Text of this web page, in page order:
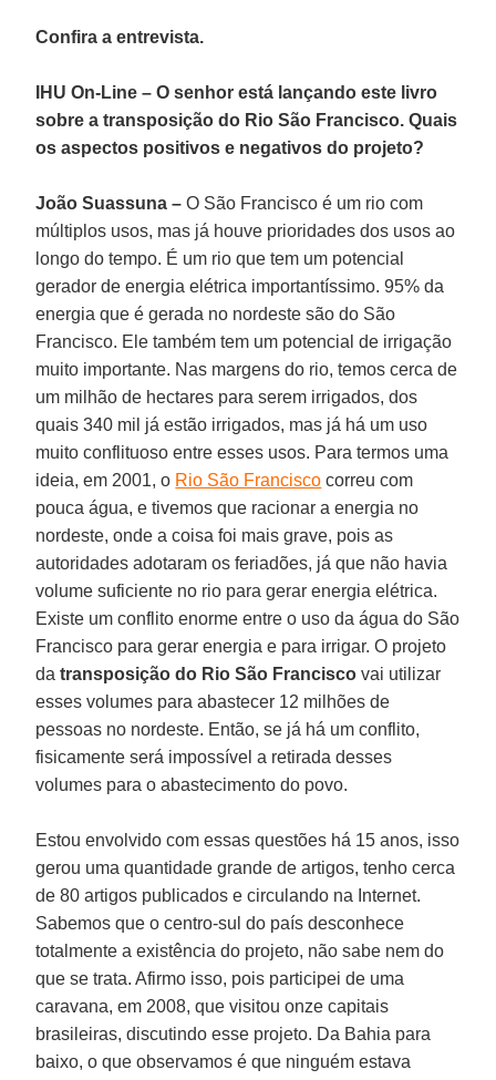
Confira a entrevista.
IHU On-Line – O senhor está lançando este livro
sobre a transposição do Rio São Francisco. Quais
os aspectos positivos e negativos do projeto?
João Suassuna –O São Francisco é um rio com
múltiplos usos, mas já houve prioridades dos usos ao
longo do tempo. É um rio que tem um potencial
gerador de energia elétrica importantíssimo. 95% da
energia que é gerada no nordeste são do São
Francisco. Ele também tem um potencial de irrigação
muito importante. Nas margens do rio, temos cerca de
um milhão de hectares para serem irrigados, dos
quais 340 mil já estão irrigados, mas já há um uso
muito conflituoso entre esses usos. Para termos uma
ideia, em 2001, o Rio São Francisco correu com
pouca água, e tivemos que racionar a energia no
nordeste, onde a coisa foi mais grave, pois as
autoridades adotaram os feriadões, já que não havia
volume suficiente no rio para gerar energia elétrica.
Existe um conflito enorme entre o uso da água do São
Francisco para gerar energia e para irrigar. O projeto
datransposição do Rio São Francisco vai utilizar
esses volumes para abastecer 12 milhões de
pessoas no nordeste. Então, se já há um conflito,
fisicamente será impossível a retirada desses
volumes para o abastecimento do povo.
Estou envolvido com essas questões há 15 anos, isso
gerou uma quantidade grande de artigos, tenho cerca
de 80 artigos publicados e circulando na Internet.
Sabemos que o centro-sul do país desconhece
totalmente a existência do projeto, não sabe nem do
que se trata. Afirmo isso, pois participei de uma
caravana, em 2008, que visitou onze capitais
brasileiras, discutindo esse projeto. Da Bahia para
baixo, o que observamos é que ninguém estava